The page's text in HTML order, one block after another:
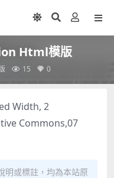
Html模版
15 0
Width, 2
Commons,07
明或標註，均為本站原